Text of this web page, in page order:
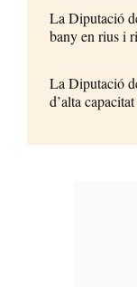
La Diputació
bany en rius i
La Diputació
d’alta